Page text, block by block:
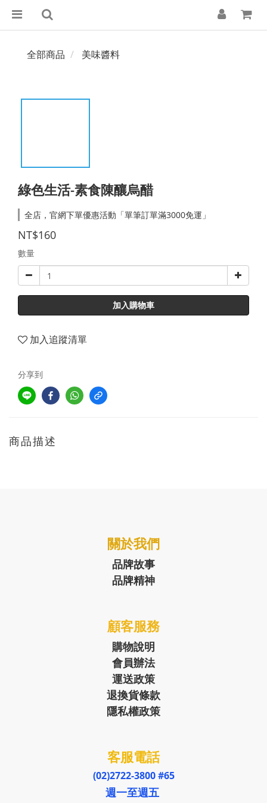
全部商品 美味醬料
綠色生活-素食陳釀烏醋
全店，官網下單優惠活動「單筆訂單滿3000免運」
NT$160
數量
加入購物車
加入追蹤清單
分享到
商品描述
關於我們
品牌故事
品牌精神
顧客服務
購物說明
會員辦法
運送政策
退換貨條款
隱私權政策
客服電話
(02)2722-3800 #65
週一至週五